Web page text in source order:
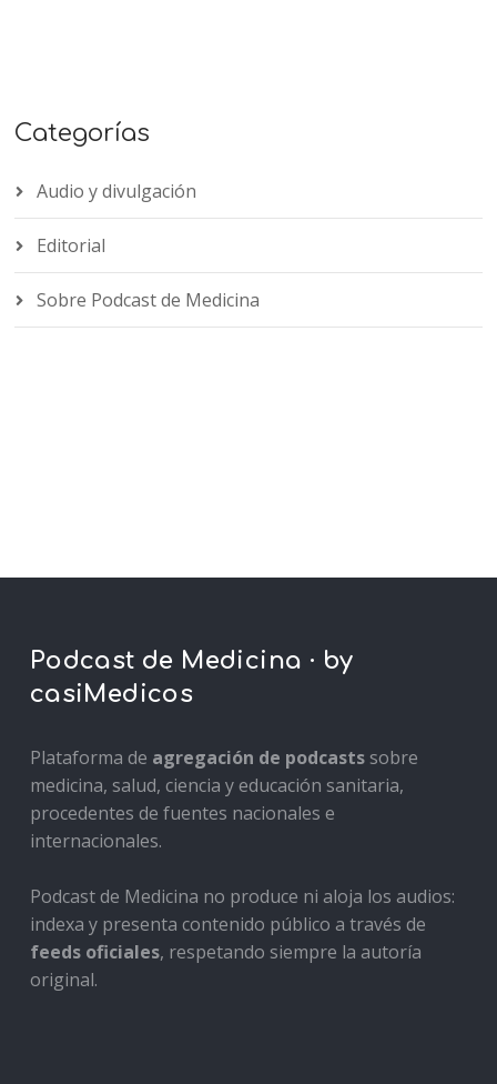
Categorías
Audio y divulgación
Editorial
Sobre Podcast de Medicina
Podcast de Medicina · by
casiMedicos
Plataforma de agregación de podcastssobre
medicina, salud, ciencia y educación sanitaria,
procedentes de fuentes nacionales e
internacionales.
Podcast de Medicina no produce ni aloja los audios:
indexa y presenta contenido público a través de
feeds oficiales, respetando siempre la autoría
original.